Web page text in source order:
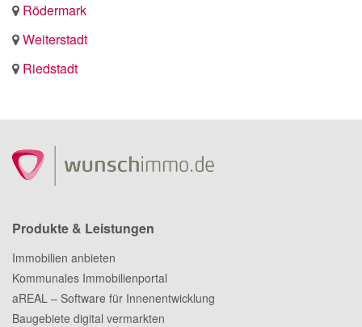
Rödermark
Weiterstadt
Riedstadt
Produkte & Leistungen
Immobilien anbieten
Kommunales Immobilienportal
aREAL – Software für Innenentwicklung
Baugebiete digital vermarkten